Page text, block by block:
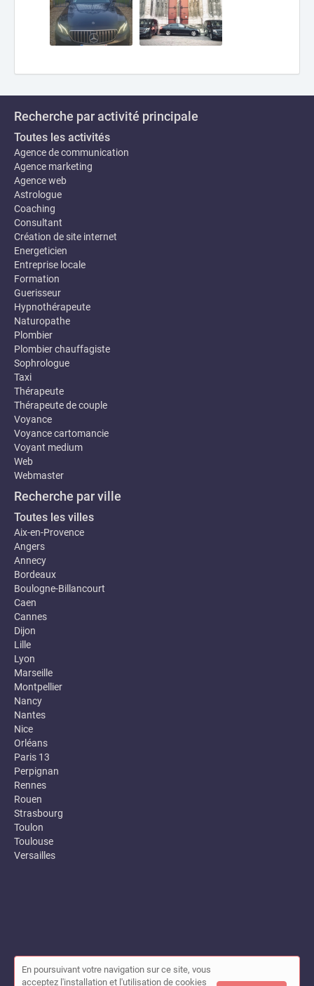
Recherche par activité principale
Toutes les activités
Agence de communication
Agence marketing
Agence web
Astrologue
Coaching
Consultant
Création de site internet
Energeticien
Entreprise locale
Formation
Guerisseur
Hypnothérapeute
Naturopathe
Plombier
Plombier chauffagiste
Sophrologue
Taxi
Thérapeute
Thérapeute de couple
Voyance
Voyance cartomancie
Voyant medium
Web
Webmaster
Recherche par ville
Toutes les villes
Aix-en-Provence
Angers
Annecy
Bordeaux
Boulogne-Billancourt
Caen
Cannes
Dijon
Lille
Lyon
Marseille
Montpellier
Nancy
Nantes
Nice
Orléans
Paris 13
Perpignan
Rennes
Rouen
Strasbourg
Toulon
Toulouse
Versailles
© Annuaire des entreprises locales (Garance) 2026 |
En poursuivant votre navigation sur ce site, vous
acceptez l'installation et l'utilisation de cookies